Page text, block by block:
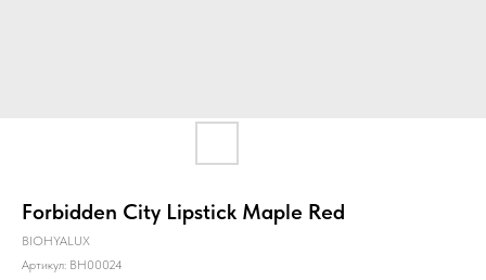
Forbidden City Lipstick Maple Red
BIOHYALUX
Артикул: BH00024